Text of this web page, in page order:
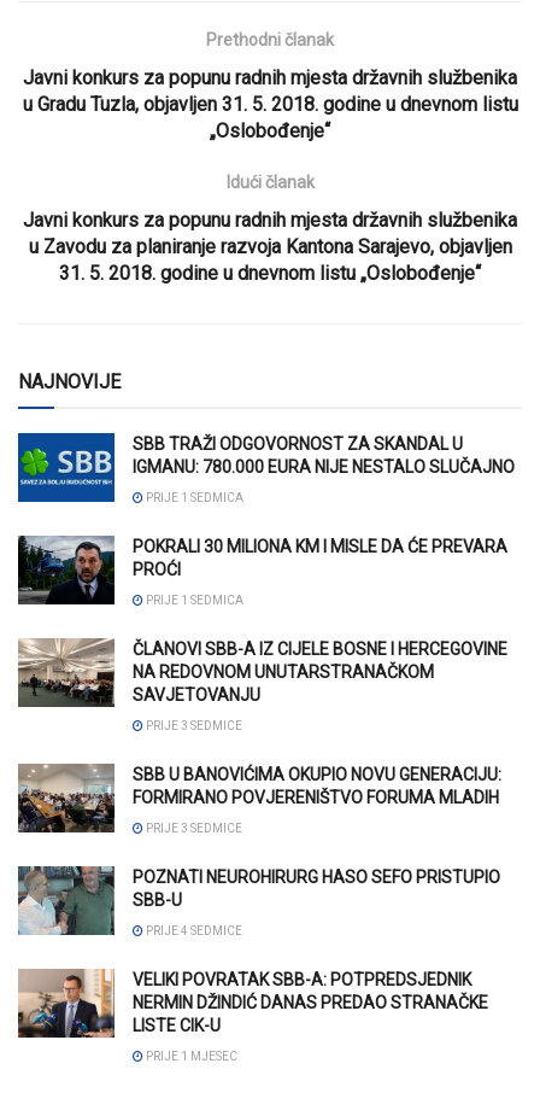
Prethodni članak
Javni konkurs za popunu radnih mjesta državnih službenika
u Gradu Tuzla, objavljen 31. 5. 2018. godine u dnevnom listu
„Oslobođenje“
Idući članak
Javni konkurs za popunu radnih mjesta državnih službenika
u Zavodu za planiranje razvoja Kantona Sarajevo, objavljen
31. 5. 2018. godine u dnevnom listu „Oslobođenje“
NAJNOVIJE
SBB TRAŽI ODGOVORNOST ZA SKANDAL U
IGMANU: 780.000 EURA NIJE NESTALO SLUČAJNO
PRIJE 1 SEDMICA
POKRALI 30 MILIONA KM I MISLE DA ĆE PREVARA
PROĆI
PRIJE 1 SEDMICA
ČLANOVI SBB-A IZ CIJELE BOSNE I HERCEGOVINE
NA REDOVNOM UNUTARSTRANAČKOM
SAVJETOVANJU
PRIJE 3 SEDMICE
SBB U BANOVIĆIMA OKUPIO NOVU GENERACIJU:
FORMIRANO POVJERENIŠTVO FORUMA MLADIH
PRIJE 3 SEDMICE
POZNATI NEUROHIRURG HASO SEFO PRISTUPIO
SBB-U
PRIJE 4 SEDMICE
VELIKI POVRATAK SBB-A: POTPREDSJEDNIK
NERMIN DŽINDIĆ DANAS PREDAO STRANAČKE
LISTE CIK-U
PRIJE 1 MJESEC